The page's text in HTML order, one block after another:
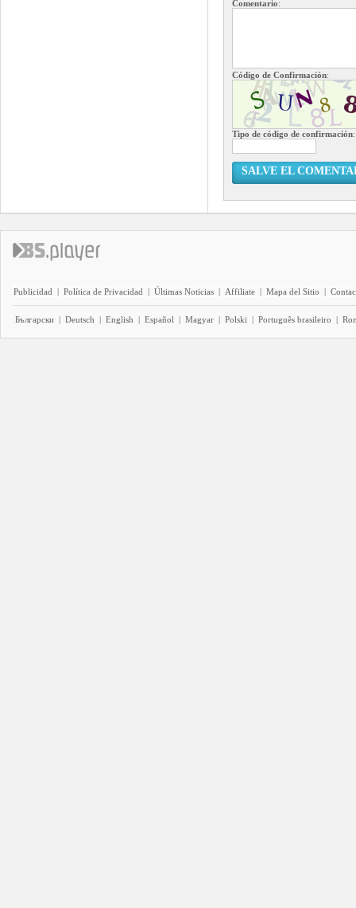
Comentario:
Código de Confirmación:
Tipo de código de confirmación:
SALVE EL
Publicidad | Política de Privacidad | Últimas Noticias | Affiliate | Mapa del Sitio |
Български | Deutsch | English | Español | Magyar | Polski | Português brasileiro |